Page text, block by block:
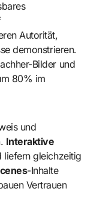
Autorität,
demonstrieren.
Bilder und
80% im
und
Interaktive
liefern gleichzeitig
-Inhalte
Vertrauen